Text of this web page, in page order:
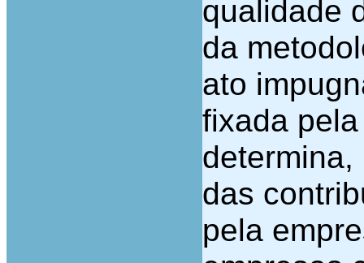
qualidade
da
ato
fixada
das
pela